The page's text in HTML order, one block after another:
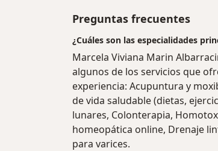
Preguntas frecuentes
¿Cuáles son las especialidades
Marcela Viviana Marin
algunos de los servicios que
experiencia: Acupuntura y
de vida saludable (dietas,
lunares, Colonterapia,
homeopática online, Drenaje
para varices.